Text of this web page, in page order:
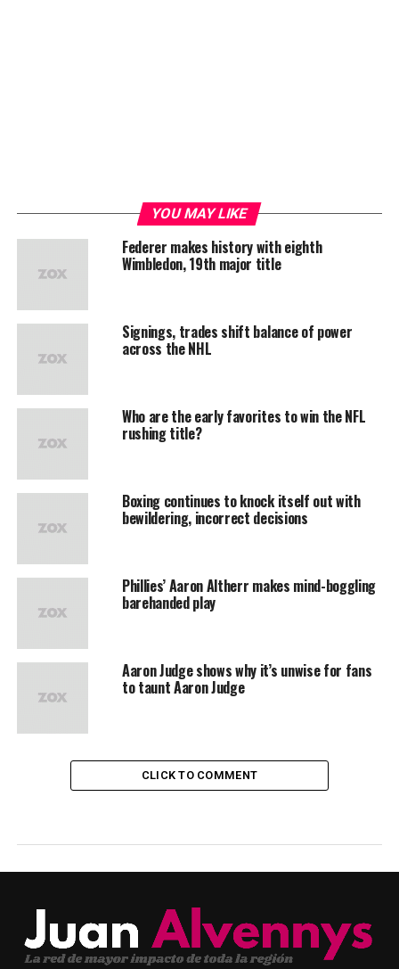
YOU MAY LIKE
Federer makes history with eighth
Wimbledon, 19th major title
Signings, trades shift balance of power
across the NHL
Who are the early favorites to win the NFL
rushing title?
Boxing continues to knock itself out with
bewildering, incorrect decisions
Phillies’ Aaron Altherr makes mind-boggling
barehanded play
Aaron Judge shows why it’s unwise for fans
to taunt Aaron Judge
CLICK TO COMMENT
Federer makes history with eighth
Wimbledon, 19th major title